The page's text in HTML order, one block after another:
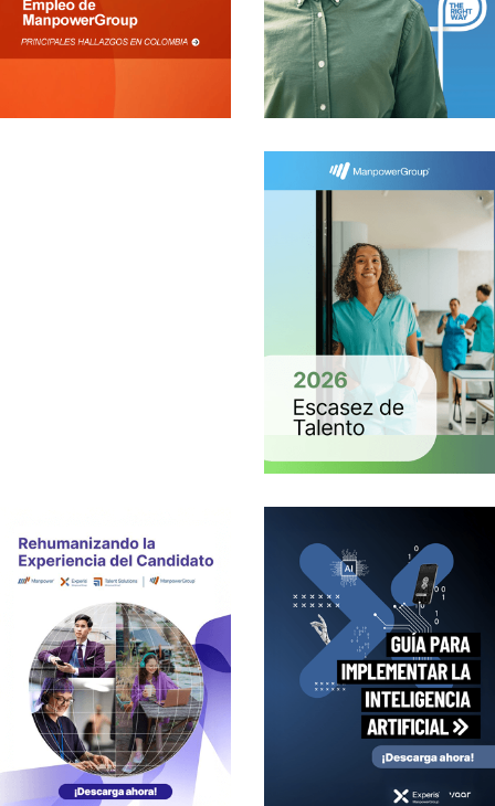
investigaciones
GUÍA DE
EXPERIS
PARA
IMPLEMENTA
R LA
INTELIGENCI
A ARTIFICIAL
investigaciones